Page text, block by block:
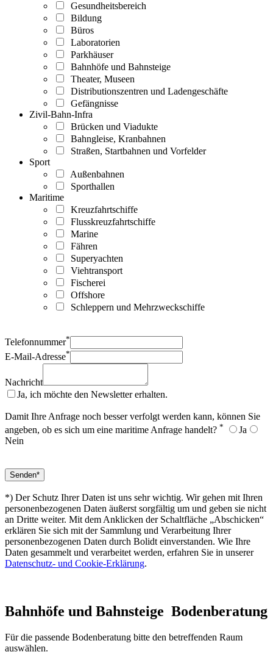
Gesundheitsbereich
Bildung
Büros
Laboratorien
Parkhäuser
Bahnhöfe und Bahnsteige
Theater, Museen
Distributionszentren und Ladengeschäfte
Gefängnisse
Zivil-Bahn-Infra
Brücken und Viadukte
Bahngleise, Kranbahnen
Straßen, Startbahnen und Vorfelder
Sport
Außenbahnen
Sporthallen
Maritime
Kreuzfahrtschiffe
Flusskreuzfahrtschiffe
Marine
Fähren
Superyachten
Viehtransport
Fischerei
Offshore
Schleppern und Mehrzweckschiffe
Telefonnummer*
E-Mail-Adresse*
Nachricht
Ja, ich möchte den Newsletter erhalten.
Damit Ihre Anfrage noch besser verfolgt werden kann, können Sie
angeben, ob es sich um eine maritime Anfrage handelt? *
Ja
Nein
*) Der Schutz Ihrer Daten ist uns sehr wichtig. Wir gehen mit Ihren
personenbezogenen Daten äußerst sorgfältig um und geben sie nicht
an Dritte weiter. Mit dem Anklicken der Schaltfläche „Abschicken“
erklären Sie sich mit der Sammlung und Verarbeitung Ihrer
personenbezogenen Daten durch Bolidt einverstanden. Wie Ihre
Daten gesammelt und verarbeitet werden, erfahren Sie in unserer
Datenschutz- und Cookie-Erklärung.
Bahnhöfe und Bahnsteige Bodenberatung
Für die passende Bodenberatung bitte den betreffenden Raum
auswählen.